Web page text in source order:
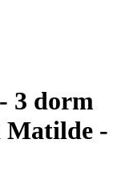
3 dorm
Matilde -